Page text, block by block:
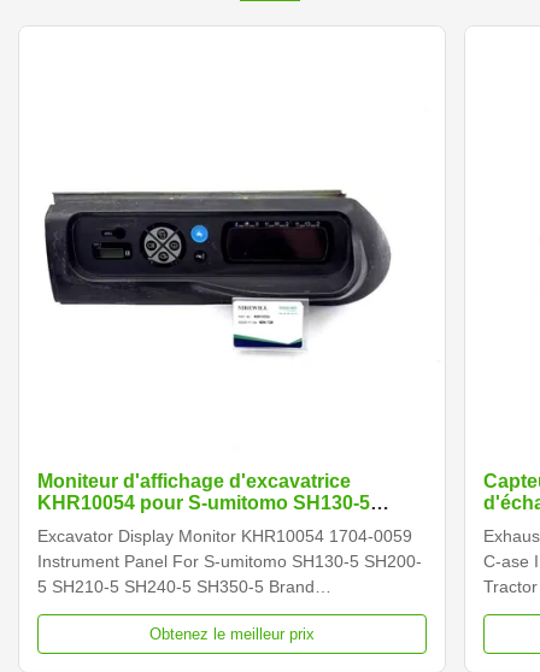
Moniteur d'affichage d'excavatrice
KHR10054 pour S-umitomo SH130-5
Excavator Display Monitor KHR10054 1704-0059
Instrument Panel For S-umitomo SH130-5 SH200-
5 SH210-5 SH240-5 SH350-5 Brand
NIBEWILL/Neutral or as required Product Name
Monitor Vehicle Construction vehicle, excavator,
Obtenez le meilleur prix
C-ase